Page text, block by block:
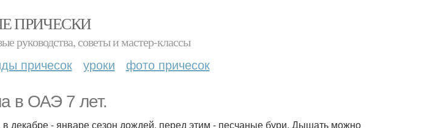
ПРИЧЕСКИ
руководства, советы и мастер-классы
причесок уроки фото причесок
в ОАЭ 7 лет.
в декабре - январе сезон дождей, перед этим - песчаные бури. Дышать можно